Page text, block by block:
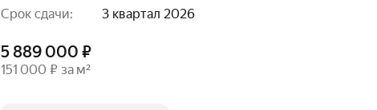
Срок сдачи:
3 квартал 2026
5 889 000 ₽
151 000 ₽ за м²